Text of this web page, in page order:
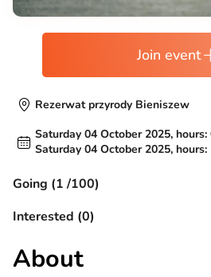
Join event
Rezerwat przyrody Bieniszew
Saturday 04 October 2025, hours:
Saturday 04 October 2025, hours:
Going (1 /100)
Interested (0)
About